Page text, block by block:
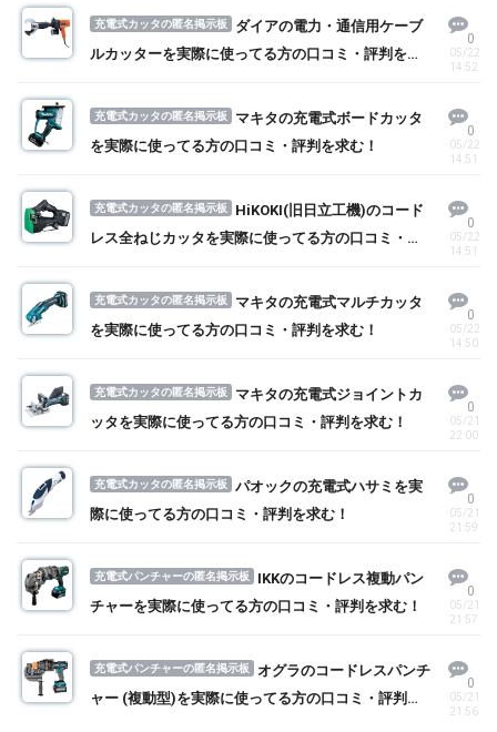
充電式カッタの匿名掲示板
ダイアの電力・通信用ケーブ
ルカッターを実際に使ってる方の口コミ・評判を求
0
05/22
14:52
充電式カッタの匿名掲示板
マキタの充電式ボードカッタ
を実際に使ってる方の口コミ・評判を求む！
0
05/22
14:51
充電式カッタの匿名掲示板
HiKOKI(旧日立工機)のコード
レス全ねじカッタを実際に使ってる方の口コミ・評
0
05/22
14:51
充電式カッタの匿名掲示板
マキタの充電式マルチカッタ
を実際に使ってる方の口コミ・評判を求む！
0
05/22
14:50
充電式カッタの匿名掲示板
マキタの充電式ジョイントカ
ッタを実際に使ってる方の口コミ・評判を求む！
0
05/21
22:00
充電式カッタの匿名掲示板
パオックの充電式ハサミを実
際に使ってる方の口コミ・評判を求む！
0
05/21
21:59
充電式パンチャーの匿名掲示板
IKKのコードレス複動パン
チャーを実際に使ってる方の口コミ・評判を求む！
0
05/21
21:57
充電式パンチャーの匿名掲示板
オグラのコードレスパンチ
ャー (複動型)を実際に使ってる方の口コミ・評判を
0
05/21
21:56